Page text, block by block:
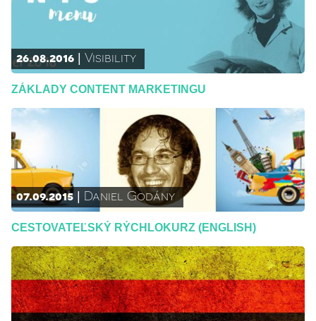
26.08.2016 Visibility
ZÁKLADY CONTENT MARKETINGU
07.09.2015 Daniel Godány
CESTOVATEĽSKÝ RÝCHLOKURZ (ENGLISH)